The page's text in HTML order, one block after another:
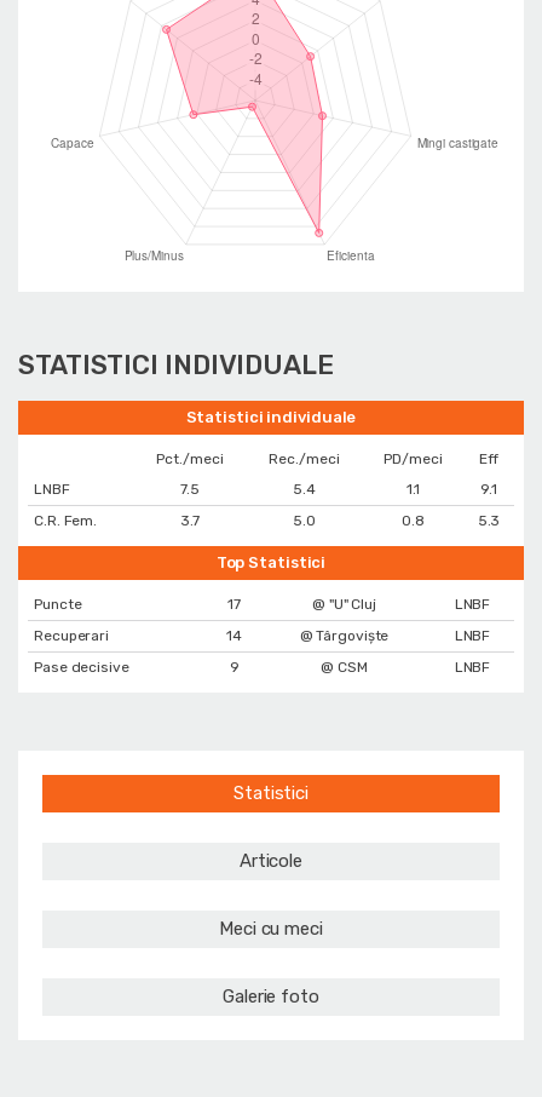
STATISTICI INDIVIDUALE
Statistici individuale
Pct./meci Rec./meci PD/meci
Eff
LNBF
7.5 5.4 1.1
9.1
C.R. Fem.
3.7 5.0 0.8 5.3
Top Statistici
Puncte 17 @ "U" Cluj
LNBF
Recuperari
14 @ Târgoviște
LNBF
Pase decisive
9 @ CSM LNBF
Statistici
Articole
Meci cu meci
Galerie foto